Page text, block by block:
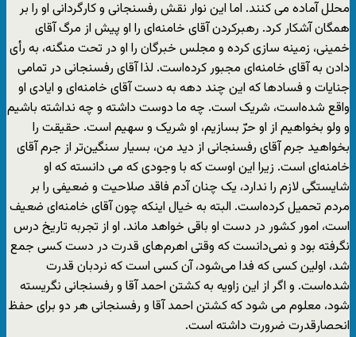
محلل آماده می کنند. اما این نوار نقش رفسنجانی و کارگردانی او را بر
همگان آشکار کرد. رهبرکردن آقای خامنه‌ای را او پیش از مرگ آقای
خمینی، زمینه سازی کرده و مجلس خبرگان را او در تحت منگنه، به رأی
دادن به آقای خامنه‌ای مجبور کرده‌است. لذا آقای رفسنجانی در تمامی
جنایات و فسادها که این چند دهه به دست آقای خامنه‌ای و ایادی او
واقع شده‌است، شریک است. چه ما دوست داشته و چه نداشته باشیم
و ولو بخواهیم از او حرّ بسازیم، او شریک و سهیم است. حقیقت را
بخواهید جرم آقای رفسنجانی از دید من، بسیار سنگین‌تر از جرم آقای
خامنه‌ای است. زیرا این اوست که با وجودی که می دانسته که او
شایستگی لازم را ندارد، یک چنان آدم فاقد صلاحیت و ضعیفی را بر
مردم تحمیل کرده‌است. البته به خیال اینکه چون آقای خامنه‌ای ضعیف
است، امور کشور در دست او باقی خواهد ماند. او از تجربه تاریخ درس
نگرفته بود و نمی‌دانست که وقتی اهرم‌های قدرت در دست کسی جمع
شد، اولین کسی که فدا می‌شود، آن کسی است که نردبان قدرت
شده‌است. و اگر از این زاویه به کشتن احمد آقا و رفسنجانی نگریسته
شود، معلوم می شود که کشتن احمد آقا و رفسنجانی هر دو برای حفظ
انحصارقدرت ضرورت داشته است.